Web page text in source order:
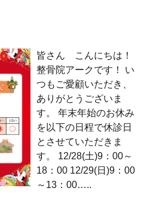
皆さん こんにちは！
整骨院アークです！ い
つもご愛顧いただき、
ありがとうございま
す。 年末年始のお休み
を以下の日程で休診日
とさせていただきま
す。 12/28(土)9：00～
18：00 12/29(日)9：00
～13：00…..